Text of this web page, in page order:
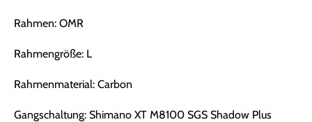
Rahmen: OMR
Rahmengröße: L
Rahmenmaterial: Carbon
Gangschaltung: Shimano XT M8100 SGS Shadow Plus